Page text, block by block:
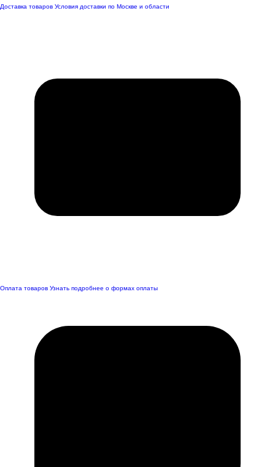
Доставка товаров Условия доставки по Москве и области
Оплата товаров Узнать подробнее о формах оплаты